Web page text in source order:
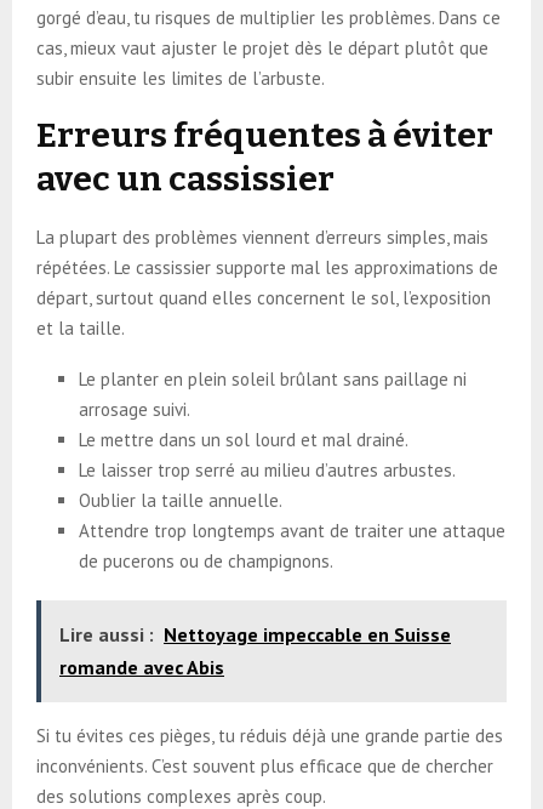
gorgé d’eau, tu risques de multiplier les problèmes. Dans ce
cas, mieux vaut ajuster le projet dès le départ plutôt que
subir ensuite les limites de l’arbuste.
Erreurs fréquentes à éviter
avec un cassissier
La plupart des problèmes viennent d’erreurs simples, mais
répétées. Le cassissier supporte mal les approximations de
départ, surtout quand elles concernent le sol, l’exposition
et la taille.
Le planter en plein soleil brûlant sans paillage ni
arrosage suivi.
Le mettre dans un sol lourd et mal drainé.
Le laisser trop serré au milieu d’autres arbustes.
Oublier la taille annuelle.
Attendre trop longtemps avant de traiter une attaque
de pucerons ou de champignons.
Lire aussi : Nettoyage impeccable en Suisse
romande avec Abis
Si tu évites ces pièges, tu réduis déjà une grande partie des
inconvénients. C’est souvent plus efficace que de chercher
des solutions complexes après coup.